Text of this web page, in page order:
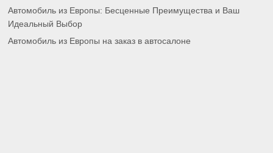
Автомобиль из Европы: Бесценные Преимущества и Ваш
Идеальный Выбор
Автомобиль из Европы на заказ в автосалоне